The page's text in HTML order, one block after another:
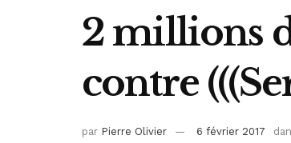
2 millions
contre
par Pierre Olivier 6 février 2017